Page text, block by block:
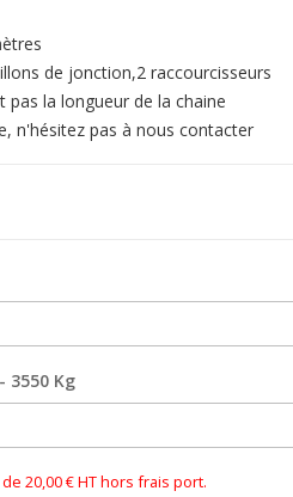
de jonction,2 raccourcisseurs
pas la longueur de la chaine
n'hésitez pas à nous contacter
3550 Kg
20,00 € HT hors frais port.